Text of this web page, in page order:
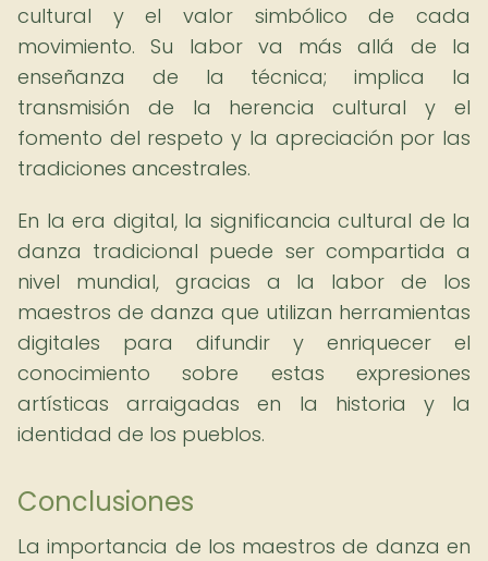
cultural y el valor simbólico de cada
movimiento. Su labor va más allá de la
enseñanza de la técnica; implica la
transmisión de la herencia cultural y el
fomento del respeto y la apreciación por las
tradiciones ancestrales.
En la era digital, la significancia cultural de la
danza tradicional puede ser compartida a
nivel mundial, gracias a la labor de los
maestros de danza que utilizan herramientas
digitales para difundir y enriquecer el
conocimiento sobre estas expresiones
artísticas arraigadas en la historia y la
identidad de los pueblos.
Conclusiones
La importancia de los maestros de danza en